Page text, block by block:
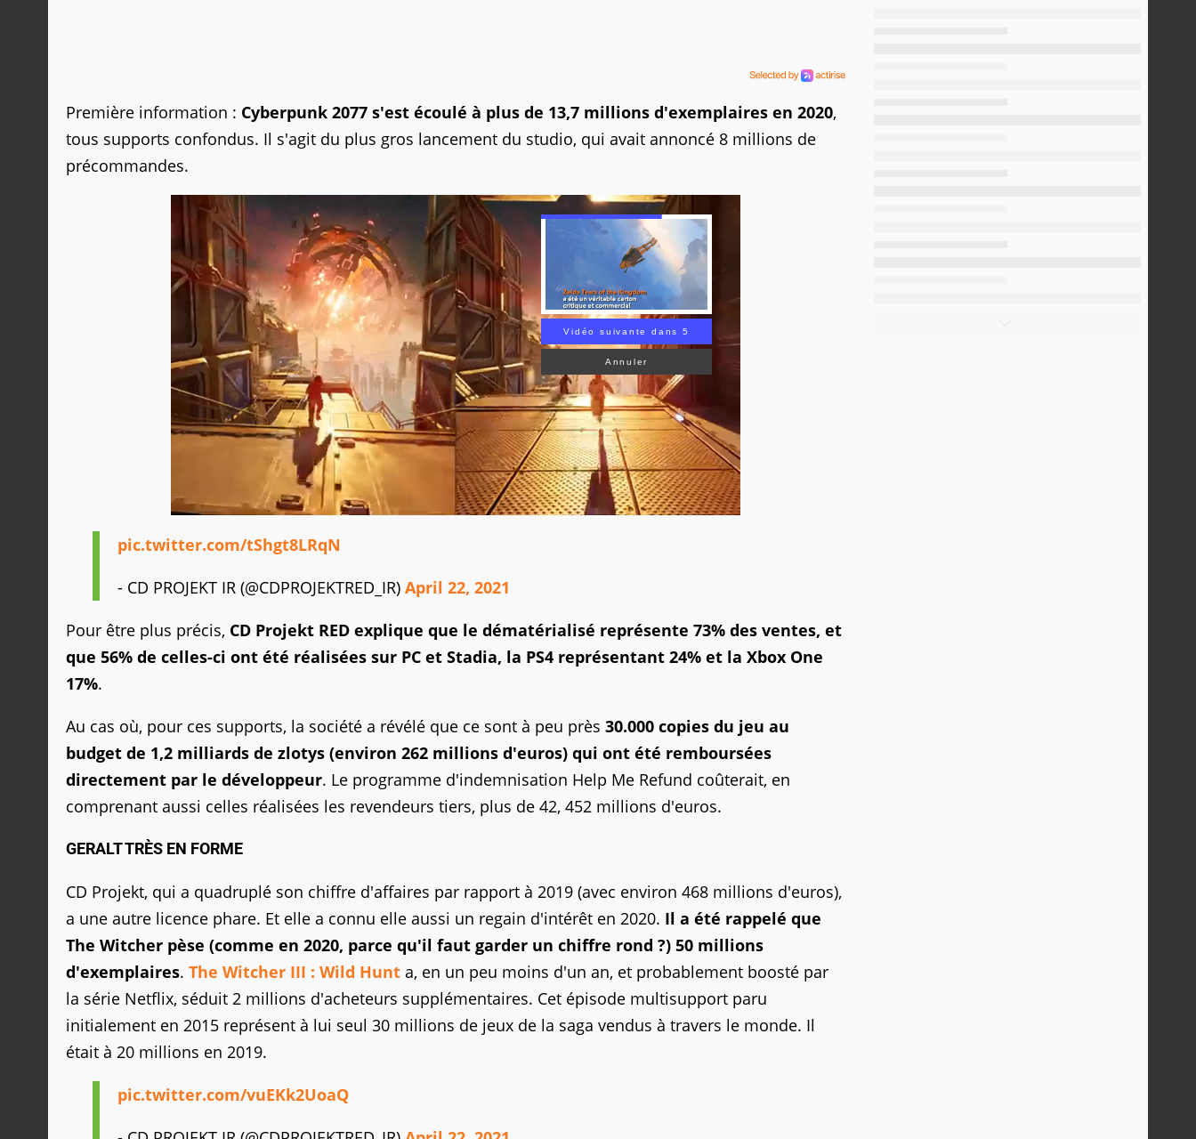
Première information : Cyberpunk 2077 s'est écoulé à plus de 13,7 millions d'exemplaires en 2020,
tous supports confondus. Il s'agit du plus gros lancement du studio, qui avait annoncé 8 millions de
précommandes.
Vidéo suivante dans 3
Annuler
pic.twitter.com/tShgt8LRqN
- CD PROJEKT IR (@CDPROJEKTRED_IR) April 22, 2021
Pour être plus précis, CD Projekt RED explique que le dématérialisé représente 73% des ventes, et
que 56% de celles-ci ont été réalisées sur PC et Stadia, la PS4 représentant 24% et la Xbox One
17%.
Au cas où, pour ces supports, la société a révélé que ce sont à peu près 30.000 copies du jeu au
budget de 1,2 milliards de zlotys (environ 262 millions d'euros) qui ont été remboursées
directement par le développeur. Le programme d'indemnisation Help Me Refund coûterait, en
comprenant aussi celles réalisées les revendeurs tiers, plus de 42, 452 millions d'euros.
GERALT TRÈS EN FORME
CD Projekt, qui a quadruplé son chiffre d'affaires par rapport à 2019 (avec environ 468 millions d'euros),
a une autre licence phare. Et elle a connu elle aussi un regain d'intérêt en 2020. Il a été rappelé que
The Witcher pèse (comme en 2020, parce qu'il faut garder un chiffre rond ?) 50 millions
d'exemplaires. The Witcher III : Wild Hunt a, en un peu moins d'un an, et probablement boosté par
la série Netflix, séduit 2 millions d'acheteurs supplémentaires. Cet épisode multisupport paru
initialement en 2015 représent à lui seul 30 millions de jeux de la saga vendus à travers le monde. Il
était à 20 millions en 2019.
pic.twitter.com/vuEKk2UoaQ